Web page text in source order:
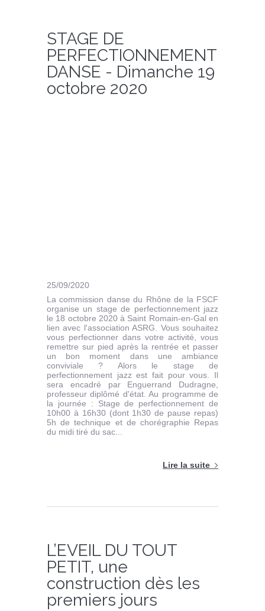
STAGE DE
PERFECTIONNEMENT
DANSE - Dimanche 19
octobre 2020
25/09/2020
La commission danse du Rhône de la FSCF
organise un stage de perfectionnement jazz
le 18 octobre 2020 à Saint Romain-en-Gal en
lien avec l'association ASRG. Vous souhaitez
vous perfectionner dans votre activité, vous
remettre sur pied après la rentrée et passer
un bon moment dans une ambiance
conviviale ? Alors le stage de
perfectionnement jazz est fait pour vous. Il
sera encadré par Enguerrand Dudragne,
professeur diplômé d'état. Au programme de
la journée : Stage de perfectionnement de
10h00 à 16h30 (dont 1h30 de pause repas)
5h de technique et de chorégraphie Repas
du midi tiré du sac...
Lire la suite
L’EVEIL DU TOUT
PETIT, une
construction dès les
premiers jours